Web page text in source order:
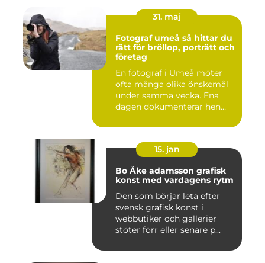
31. maj
Fotograf umeå så hittar du
rätt för bröllop, porträtt och
företag
En fotograf i Umeå möter
ofta många olika önskemål
under samma vecka. Ena
dagen dokumenterar hen
15. jan
Bo Åke adamsson grafisk
konst med vardagens rytm
Den som börjar leta efter
svensk grafisk konst i
webbutiker och gallerier
stöter förr eller senare p...